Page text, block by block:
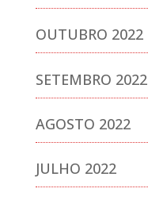
OUTUBRO 2022
SETEMBRO 2022
AGOSTO 2022
JULHO 2022